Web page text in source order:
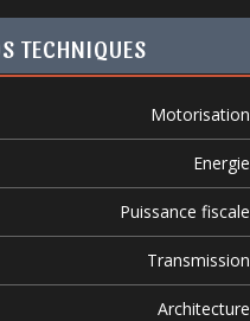
TECHNIQUES
Motorisation
Energie
Puissance fiscale
Transmission
Architecture